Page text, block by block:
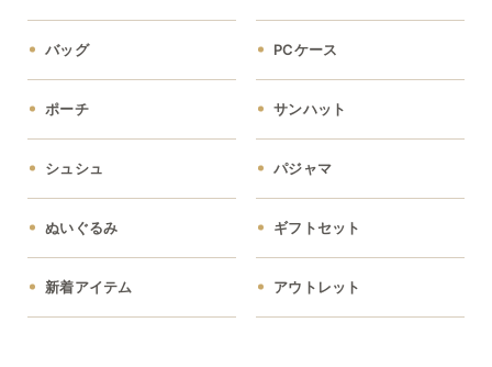
バッグ PCケース
ポーチ サンハット
シュシュ パジャマ
ぬいぐるみ ギフトセット
新着アイテム アウトレット